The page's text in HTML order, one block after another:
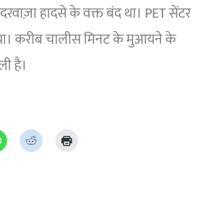
हादसे के वक्त बंद था। PET सेंटर
करीब चालीस मिनट के मुआयने के
है।